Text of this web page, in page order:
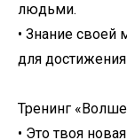
людьми.
• Знание своей
для
Тренинг
• Это твоя